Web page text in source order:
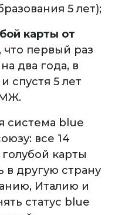
5 лет);
карты от
что первый раз
два года, в
спустя 5 лет
система blue
все 14
карты
другую страну
Италию и
статус blue